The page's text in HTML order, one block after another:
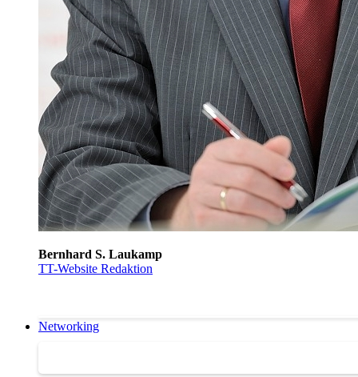
Bernhard S. Laukamp
TT-Website Redaktion
Networking